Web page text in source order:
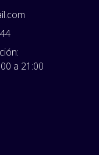
a 21:00